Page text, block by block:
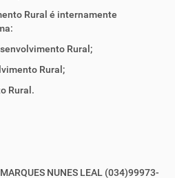
Rural é internamente
Rural;
Rural;
Rural.
NUNES LEAL (034)99973-